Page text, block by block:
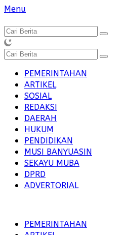
Langsung
konten
Menu
PEMERINTAHAN
ARTIKEL
SOSIAL
REDAKSI
DAERAH
HUKUM
PENDIDIKAN
MUSI BANYUASIN
SEKAYU MUBA
DPRD
ADVERTORIAL
PEMERINTAHAN